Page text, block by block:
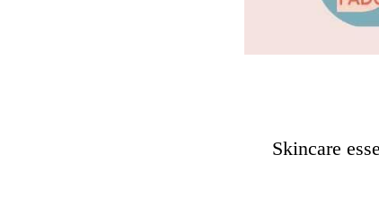
Skincare